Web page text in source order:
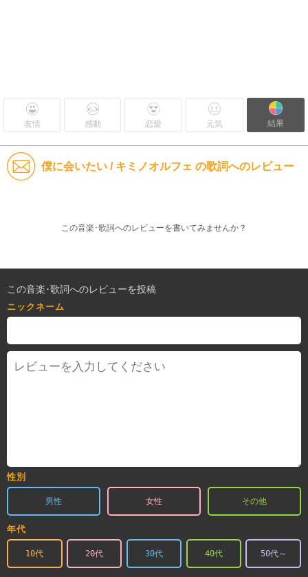
友情 感動 恋愛 元気 結果
僕に会いたい / キミノオルフェ の歌詞へのレビュー
この音楽･歌詞へのレビューを書いてみませんか？
この音楽･歌詞へのレビューを投稿
ニックネーム
性別
男性 女性 その他
年代
10代 20代 30代 40代 50代～